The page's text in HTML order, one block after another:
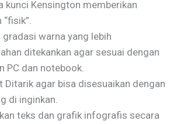
kunci Kensington memberikan
warna yang lebih
ditekankan agar sesuai dengan
PC dan notebook.
Ditarik agar bisa disesuaikan dengan
di inginkan.
teks dan grafik infografis secara